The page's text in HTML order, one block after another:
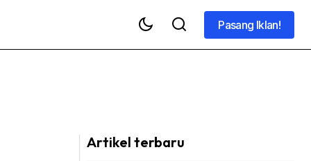
Pasang Iklan!
Artikel terbaru